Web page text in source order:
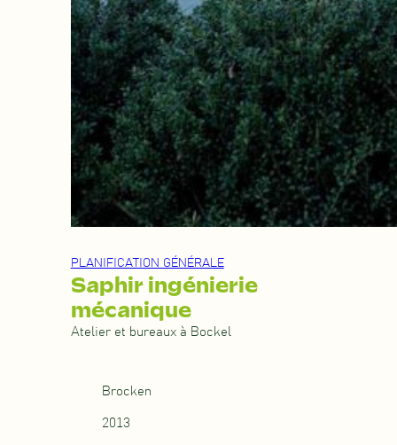
PLANIFICATION GÉNÉRALE
Saphir ingénierie
mécanique
Atelier et bureaux à Bockel
Brocken
2013